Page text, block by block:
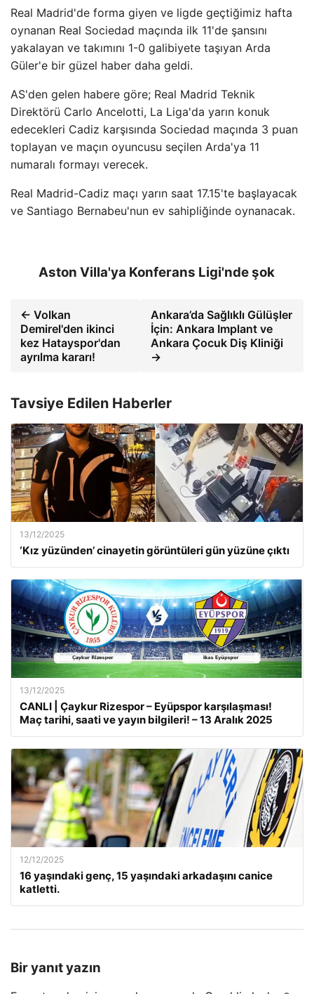
Real Madrid'de forma giyen ve ligde geçtiğimiz hafta
oynanan Real Sociedad maçında ilk 11'de şansını
yakalayan ve takımını 1-0 galibiyete taşıyan Arda
Güler'e bir güzel haber daha geldi.
AS'den gelen habere göre; Real Madrid Teknik
Direktörü Carlo Ancelotti, La Liga'da yarın konuk
edecekleri Cadiz karşısında Sociedad maçında 3 puan
toplayan ve maçın oyuncusu seçilen Arda'ya 11
numaralı formayı verecek.
Real Madrid-Cadiz maçı yarın saat 17.15'te başlayacak
ve Santiago Bernabeu'nun ev sahipliğinde oynanacak.
Aston Villa'ya Konferans Ligi'nde şok
← Volkan
Demirel'den ikinci
kez Hatayspor'dan
ayrılma kararı!
Ankara’da Sağlıklı Gülüşler
İçin: Ankara Implant ve
Ankara Çocuk Diş Kliniği
→
Tavsiye Edilen Haberler
13/12/2025
‘Kız yüzünden’ cinayetin görüntüleri gün yüzüne çıktı
13/12/2025
CANLI | Çaykur Rizespor – Eyüpspor karşılaşması!
Maç tarihi, saati ve yayın bilgileri! – 13 Aralık 2025
12/12/2025
16 yaşındaki genç, 15 yaşındaki arkadaşını canice
katletti.
Bir yanıt yazın